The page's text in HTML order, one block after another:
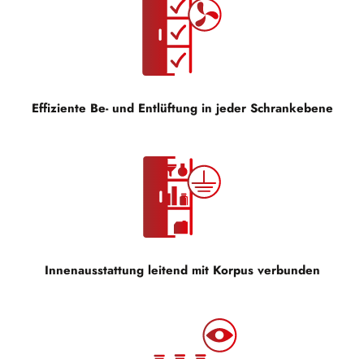
Effiziente Be- und Entlüftung in jeder Schrankebene
Innenausstattung leitend mit Korpus verbunden